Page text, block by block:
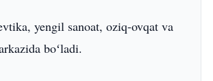
yengil sanoat, oziq-ovqat va
boʻladi.